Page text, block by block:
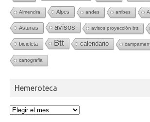
Almendra Alpes andes arribes
Asturias avisos avisos proyección btt
bicicleta Btt calendario
cartografia
Hemeroteca
Hemeroteca